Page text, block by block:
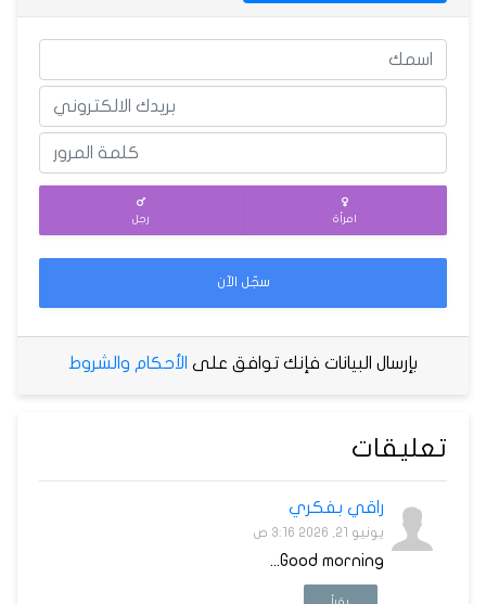
امرأة رجل
سجّل الآن
بإرسال البيانات فإنك توافق على الأحكام والشروط
تعليقات
راقي بفكري
يونيو 21, 2026 3:16 ص
Good morning...
يقرأ